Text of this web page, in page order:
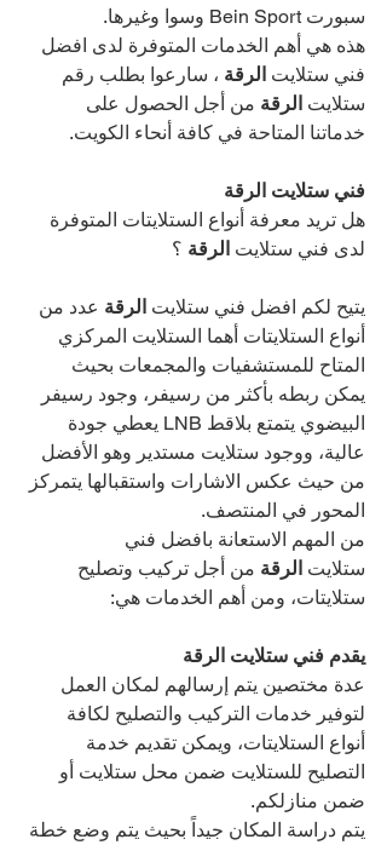
سبورت Bein Sport وسوا وغيرها.
هذه هي أهم الخدمات المتوفرة لدى افضل
فني ستلايت الرقة ، سارعوا بطلب رقم
ستلايت الرقة من أجل الحصول على
خدماتنا المتاحة في كافة أنحاء الكويت.
فني ستلايت الرقة
هل تريد معرفة أنواع الستلايتات المتوفرة
لدى فني ستلايت الرقة ؟
يتيح لكم افضل فني ستلايت الرقة عدد من
أنواع الستلايتات أهما الستلايت المركزي
المتاح للمستشفيات والمجمعات بحيث
يمكن ربطه بأكثر من رسيفر، وجود رسيفر
البيضوي يتمتع بلاقط LNB يعطي جودة
عالية، ووجود ستلايت مستدير وهو الأفضل
من حيث عكس الاشارات واستقبالها يتمركز
المحور في المنتصف.
من المهم الاستعانة بافضل فني
ستلايت الرقة من أجل تركيب وتصليح
ستلايتات، ومن أهم الخدمات هي:
يقدم فني ستلايت الرقة
عدة مختصين يتم إرسالهم لمكان العمل
لتوفير خدمات التركيب والتصليح لكافة
أنواع الستلايتات، ويمكن تقديم خدمة
التصليح للستلايت ضمن محل ستلايت أو
ضمن منازلكم.
يتم دراسة المكان جيداً بحيث يتم وضع خطة